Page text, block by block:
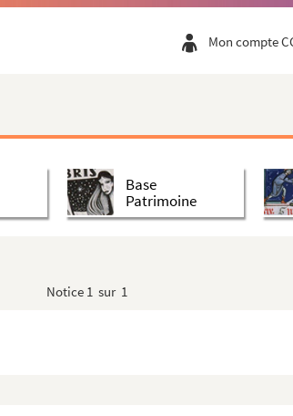
Mon compte
Base
Patrimoine
Notice 1 sur 1